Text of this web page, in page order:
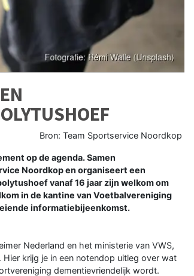
Bron: Team Sportservice Noordkop
op de agenda. Samen
Noordkop en organiseert een
vanaf 16 jaar zijn welkom om
in de kantine van Voetbalvereniging
informatiebijeenkomst.
Nederland en het ministerie van VWS,
krijg je in een notendop uitleg over wat
dementievriendelijk wordt.